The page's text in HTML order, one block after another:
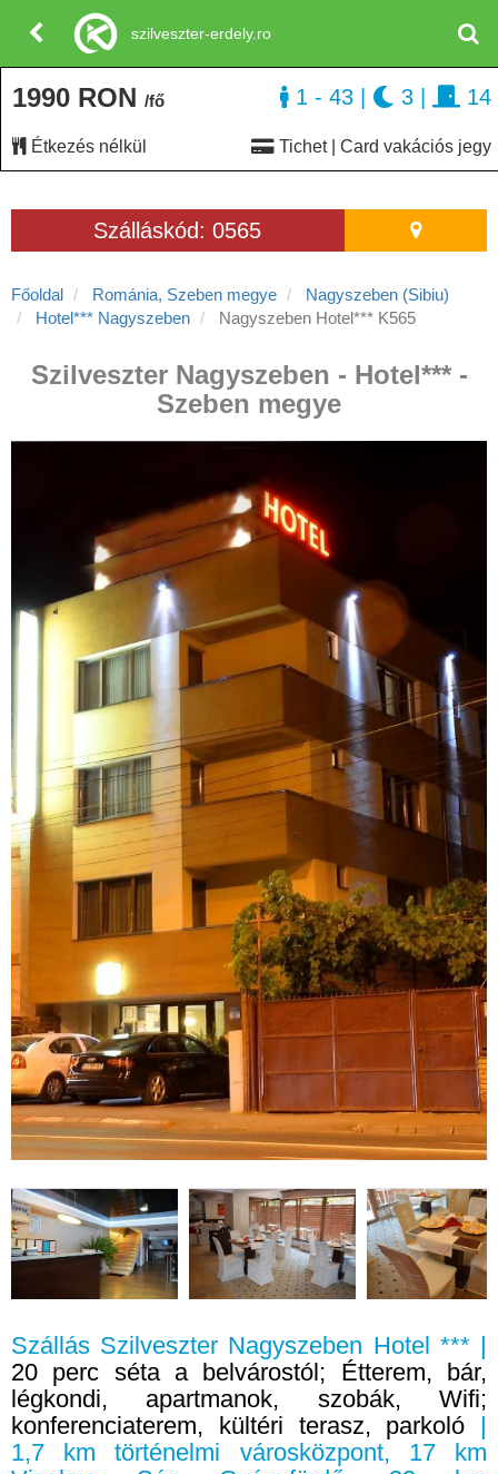
Szálláskód: 0565
Főoldal Románia, Szeben megye
Nagyszeben (Sibiu)
Hotel*** Nagyszeben
Nagyszeben Hotel*** K565
Szilveszter Nagyszeben - Hotel*** -
Szeben megye
Szállás Szilveszter Nagyszeben Hotel *** |
20 perc séta a belvárostól; Étterem, bár,
légkondi, apartmanok, szobák, Wifi;
konferenciaterem, kültéri terasz, parkoló
1,7 km történelmi városközpont, 17 km
1990 RON /fő
Étkezés nélkül Tichet | Card vakációs jegy
1 - 43 3 14
szilveszter-erdely.ro